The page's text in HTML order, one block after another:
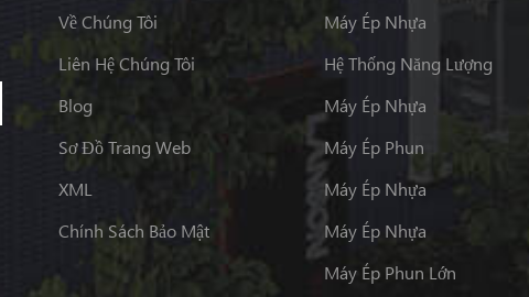
Về Chúng Tôi
Liên Hệ Chúng Tôi
Blog
Sơ Đồ Trang Web
XML
Chính Sách Bảo Mật
Máy Ép Nhựa
Hệ Thống Năng Lượng
Máy Ép Nhựa
Máy Ép Phun
Máy Ép Nhựa
Máy Ép Nhựa
Máy Ép Phun Lớn